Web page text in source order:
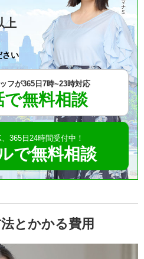
上
さい
フが365日7時~23時対応
で無料相談
365日24時間受付中！
で無料相談
とかかる費用